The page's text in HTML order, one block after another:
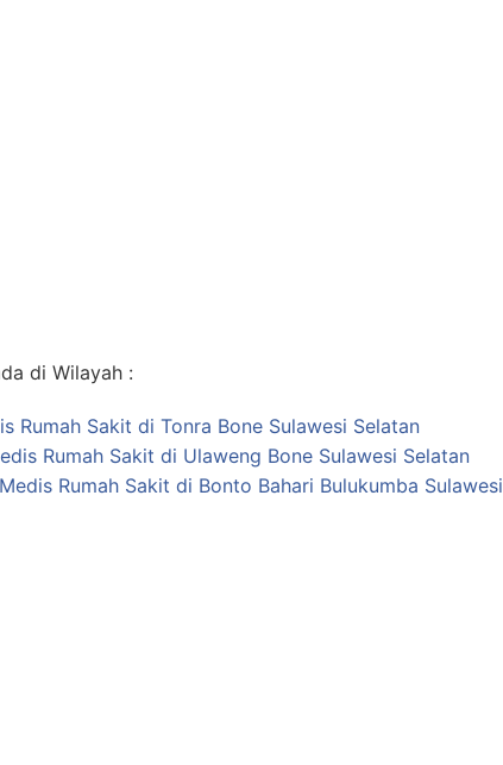
di Wilayah :
Rumah Sakit di Tonra Bone Sulawesi Selatan
Rumah Sakit di Ulaweng Bone Sulawesi Selatan
Rumah Sakit di Bonto Bahari Bulukumba Sulawesi